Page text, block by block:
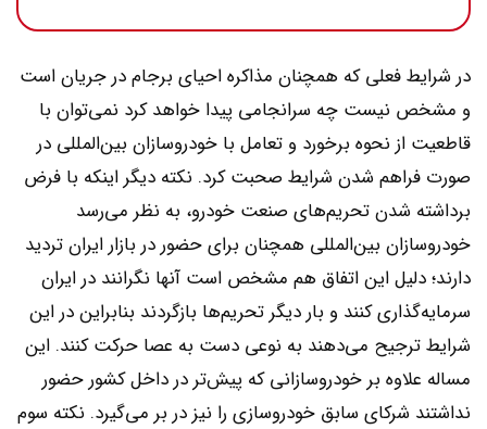
در شرایط فعلی که همچنان مذاکره احیای برجام در جریان است
و مشخص نیست چه سرانجامی پیدا خواهد کرد نمی‌توان با
قاطعیت از نحوه برخورد و تعامل با خودروسازان بین‌المللی در
صورت فراهم شدن شرایط صحبت کرد. نکته دیگر اینکه با فرض
برداشته شدن تحریم‌های صنعت خودرو، به نظر می‌رسد
خودروسازان بین‌المللی همچنان برای حضور در بازار ایران تردید
دارند؛ دلیل این اتفاق هم مشخص است آنها نگرانند در ایران
سرمایه‌گذاری کنند و بار دیگر تحریم‌ها بازگردند بنابراین در این
شرایط ترجیح می‌دهند به نوعی دست به عصا حرکت کنند. این
مساله علاوه بر خودروسازانی که پیش‌تر در داخل کشور حضور
نداشتند شرکای سابق خودروسازی را نیز در بر می‌گیرد. نکته سوم